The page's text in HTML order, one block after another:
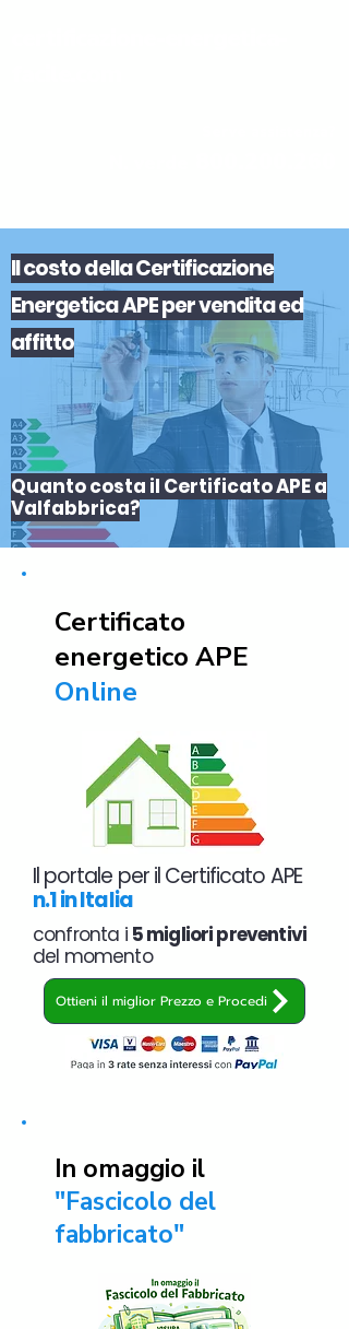
IlcostodellaCertificazione
Energetica APEpervenditaed
affitto
Quanto costa il Certificato APE a
Valfabbrica?
Certificato
energetico APE
Online
Il portale per il Certificato APE
n.1 in Italia
confronta i 5 migliori preventivi
del momento
Ottieni il miglior Prezzo e Procedi
In omaggio il
"Fascicolo del
fabbricato"